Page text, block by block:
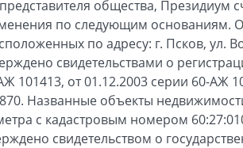
общества, Президиум
по следующим основаниям.
по адресу: г. Псков, ул.
свидетельствами о
101413, от 01.12.2003 серии 60-АЖ
Названные объекты
с кадастровым номером
свидетельством о